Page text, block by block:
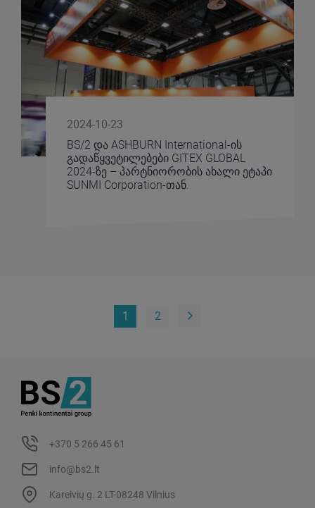
2024-10-23
BS/2 და ASHBURN International-ის
გადაწყვეტილებები GITEX GLOBAL
2024-ზე – პარტნიორობის ახალი ეტაპი
SUNMI Corporation-თან.
1 2
+370 5 266 45 61
info@bs2.lt
Kareivių g. 2 LT-08248 Vilnius